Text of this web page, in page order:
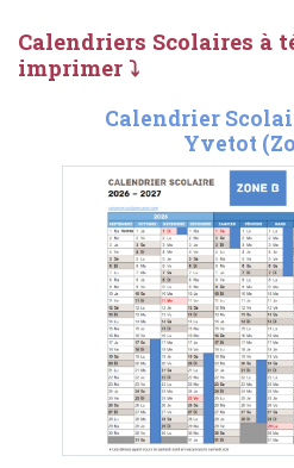
Calendriers Scolaires à
imprimer ⤵
Calendrier
Yvetot